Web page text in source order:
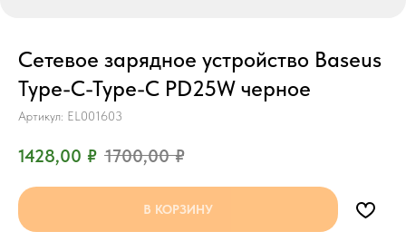
Сетевое зарядное устройство Baseus
Type-C-Type-C PD25W черное
Артикул: EL001603
1428,00 ₽ 1700,00 ₽
В КОРЗИНУ